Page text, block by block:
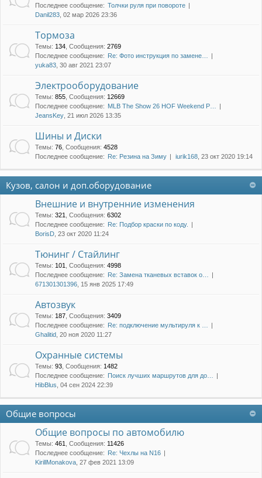
Последнее сообщение: Толчки руля при повороте
Danil283 , 02 мар 2026 23:36
Тормоза
Темы: 134 Сообщения: 2769
Последнее сообщение: Re: Фото инструкция по замене…
yuka83 , 30 авг 2021 23:07
Электрооборудование
Темы: 855 Сообщения: 12669
Последнее сообщение: MLB The Show 26 HOF Weekend P…
JeansKey , 21 июл 2026 13:35
Шины и Диски
Темы: 76 Сообщения: 4528
Последнее сообщение: Re: Резина на Зиму iurik168 , 23 окт 2020 19:14
Кузов, салон и доп.оборудование
Внешние и внутренние изменения
Темы: 321 Сообщения: 6302
Последнее сообщение: Re: Подбор краски по коду.
BorisD , 23 окт 2020 11:24
Тюнинг / Стайлинг
Темы: 101 Сообщения: 4998
Последнее сообщение: Re: Замена тканевых вставок о…
671301301396 , 15 янв 2025 17:49
Автозвук
Темы: 187 Сообщения: 3409
Последнее сообщение: Re: подключение мультируля к …
Ghalitid , 20 ноя 2020 11:27
Охранные системы
Темы: 93 Сообщения: 1482
Последнее сообщение: Поиск лучших маршрутов для до…
HibBlus , 04 сен 2024 22:39
Общие вопросы
Общие вопросы по автомобилю
Темы: 461 Сообщения: 11426
Последнее сообщение: Re: Чехлы на N16
KirillMonakova , 27 фев 2021 13:09